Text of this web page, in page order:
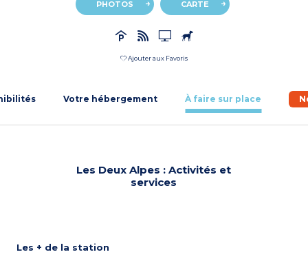
PHOTOS CARTE
Ajouter aux Favoris
Votre hébergement À faire sur place
Les Deux Alpes : Activités et
services
Les + de la station